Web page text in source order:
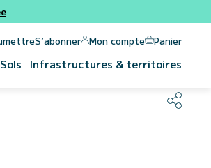
S’abonner Mon compte Panier
Infrastructures & territoires